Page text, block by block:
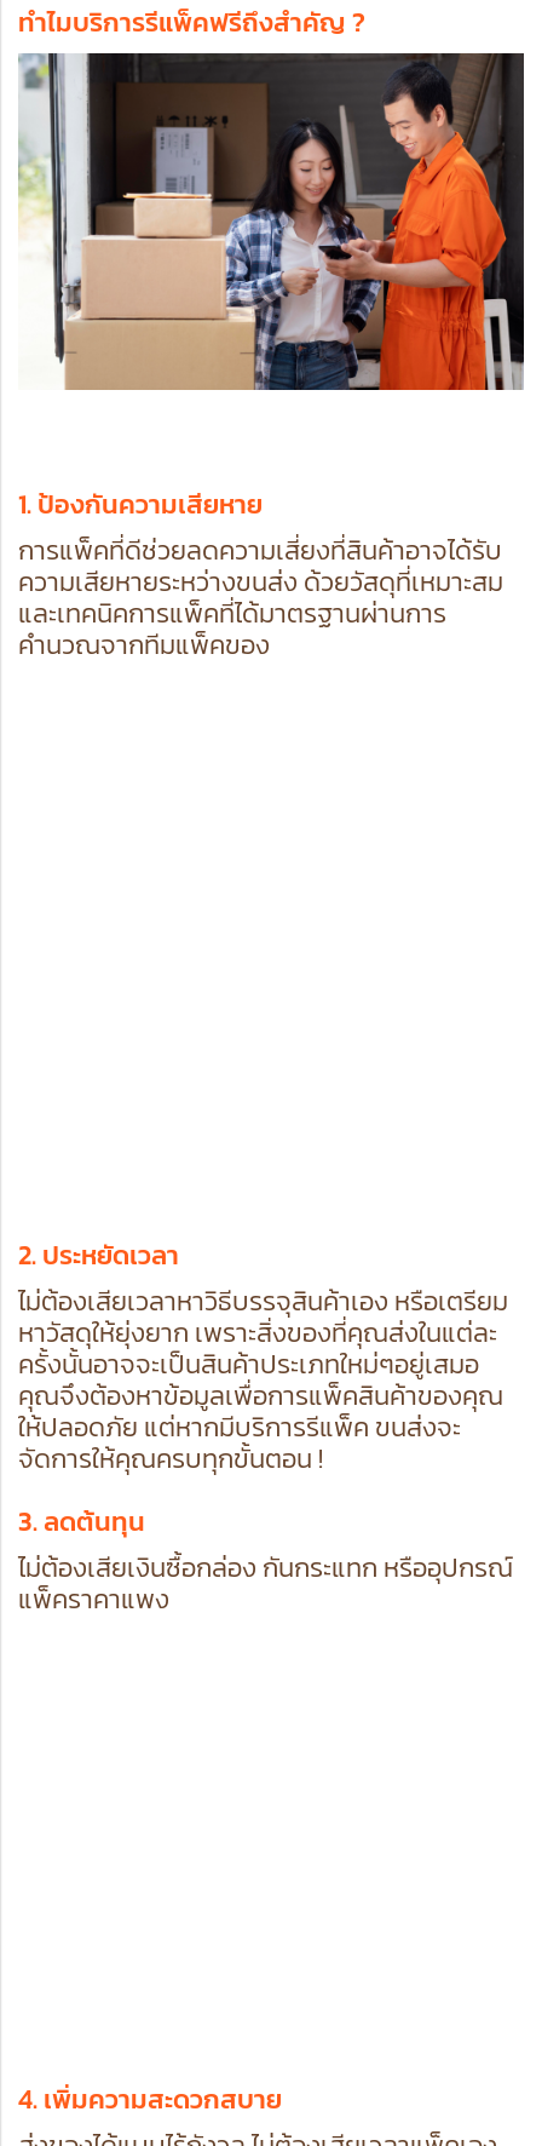
ทำไมบริการรีแพ็คฟรีถึงสำคัญ ?
1. ป้องกันความเสียหาย
การแพ็คที่ดีช่วยลดความเสี่ยงที่สินค้าอาจได้รับ
ความเสียหายระหว่างขนส่ง ด้วยวัสดุที่เหมาะสม
และเทคนิคการแพ็คที่ได้มาตรฐานผ่านการ
คำนวณจากทีมแพ็คของ
2. ประหยัดเวลา
ไม่ต้องเสียเวลาหาวิธีบรรจุสินค้าเอง หรือเตรียม
หาวัสดุให้ยุ่งยาก เพราะสิ่งของที่คุณส่งในแต่ละ
ครั้งนั้นอาจจะเป็นสินค้าประเภทใหม่ๆอยู่เสมอ
คุณจึงต้องหาข้อมูลเพื่อการแพ็คสินค้าของคุณ
ให้ปลอดภัย แต่หากมีบริการรีแพ็ค ขนส่งจะ
จัดการให้คุณครบทุกขั้นตอน !
3. ลดต้นทุน
ไม่ต้องเสียเงินซื้อกล่อง กันกระแทก หรืออุปกรณ์
แพ็คราคาแพง
4. เพิ่มความสะดวกสบาย